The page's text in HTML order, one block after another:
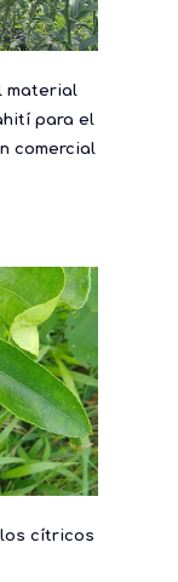
material
para el
comercial
cítricos